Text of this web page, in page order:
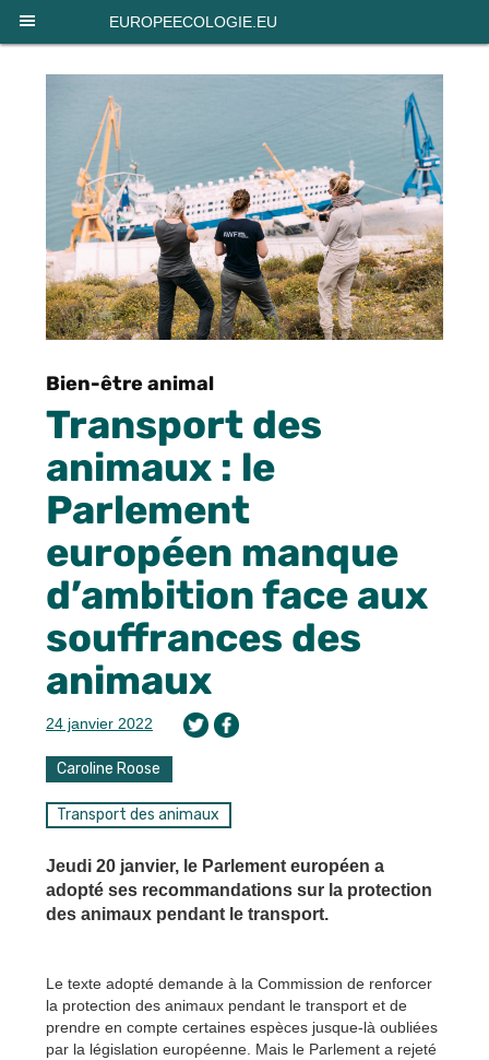
EUROPEECOLOGIE.EU
Bien-être animal
Transport des
animaux : le
Parlement
européen manque
d’ambition face aux
souffrances des
animaux
24 janvier 2022
Caroline Roose
Transport des animaux
Jeudi 20 janvier, le Parlement européen a
adopté ses recommandations sur la protection
des animaux pendant le transport.
Le texte adopté demande à la Commission de renforcer
la protection des animaux pendant le transport et de
prendre en compte certaines espèces jusque-là oubliées
par la législation européenne. Mais le Parlement a rejeté